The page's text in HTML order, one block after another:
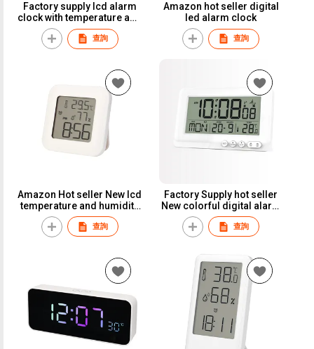
Factory supply lcd alarm
clock with temperature and
humidity and magnet
查詢
Amazon hot seller digital
led alarm clock
查詢
Amazon Hot seller New lcd
temperature and humidity
clock with magnet
查詢
Factory Supply hot seller
New colorful digital alarm
clock
查詢